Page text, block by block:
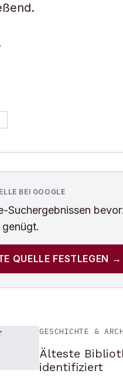
BEI GOOGLE
Suchergebnissen
genügt.
QUELLE FESTLEGEN →
GESCHICHTE &
Älteste
identifiziert